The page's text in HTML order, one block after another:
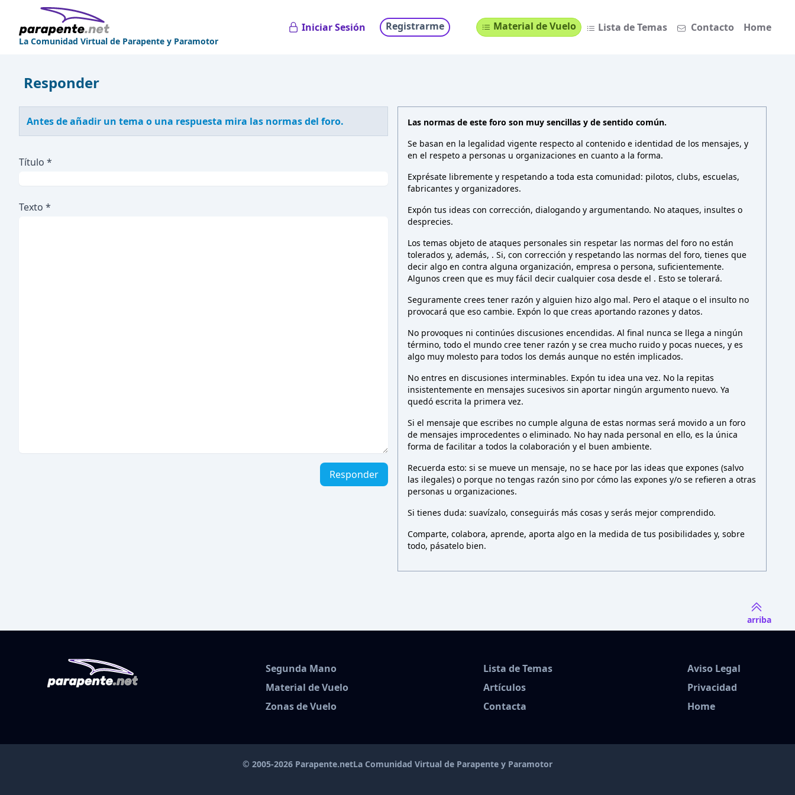
La Comunidad Virtual de Parapente y Paramotor
Iniciar Sesión Registrarme Material de Vuelo Lista de Temas Contacto Home
Responder
Antes de añadir un tema o una respuesta mira las normas del foro.
Título *
Texto *
Responder
Las normas de este foro son muy sencillas y de sentido común.
Se basan en la legalidad vigente respecto al contenido e identidad de los mensajes, y
en el respeto a personas u organizaciones en cuanto a la forma.
Exprésate libremente y respetando a toda esta comunidad: pilotos, clubs, escuelas,
fabricantes y organizadores.
Expón tus ideas con corrección, dialogando y argumentando. No ataques, insultes o
desprecies.
Los temas objeto de ataques personales sin respetar las normas del foro no están
tolerados y, además, . Si, con corrección y respetando las normas del foro, tienes que
decir algo en contra alguna organización, empresa o persona, suficientemente.
Algunos creen que es muy fácil decir cualquier cosa desde el . Esto se tolerará.
Seguramente crees tener razón y alguien hizo algo mal. Pero el ataque o el insulto no
provocará que eso cambie. Expón lo que creas aportando razones y datos.
No provoques ni continúes discusiones encendidas. Al final nunca se llega a ningún
término, todo el mundo cree tener razón y se crea mucho ruido y pocas nueces, y es
algo muy molesto para todos los demás aunque no estén implicados.
No entres en discusiones interminables. Expón tu idea una vez. No la repitas
insistentemente en mensajes sucesivos sin aportar ningún argumento nuevo. Ya
quedó escrita la primera vez.
Si el mensaje que escribes no cumple alguna de estas normas será movido a un foro
de mensajes improcedentes o eliminado. No hay nada personal en ello, es la única
forma de facilitar a todos la colaboración y el buen ambiente.
Recuerda esto: si se mueve un mensaje, no se hace por las ideas que expones (salvo
las ilegales) o porque no tengas razón sino por cómo las expones y/o se refieren a otras
personas u organizaciones.
Si tienes duda: suavízalo, conseguirás más cosas y serás mejor comprendido.
Comparte, colabora, aprende, aporta algo en la medida de tus posibilidades y, sobre
todo, pásatelo bien.
arriba
Segunda Mano
Material de Vuelo
Zonas de Vuelo
Lista de Temas
Artículos
Contacta
Aviso Legal
Privacidad
Home
© 2005-2026 Parapente.netLa Comunidad Virtual de Parapente y Paramotor